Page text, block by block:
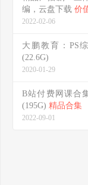
编，云盘下载 价
2022-02-06
大鹏教育：PS
(22.6G)
2020-01-29
B站付费网课合
(195G) 精品合集
2022-09-01